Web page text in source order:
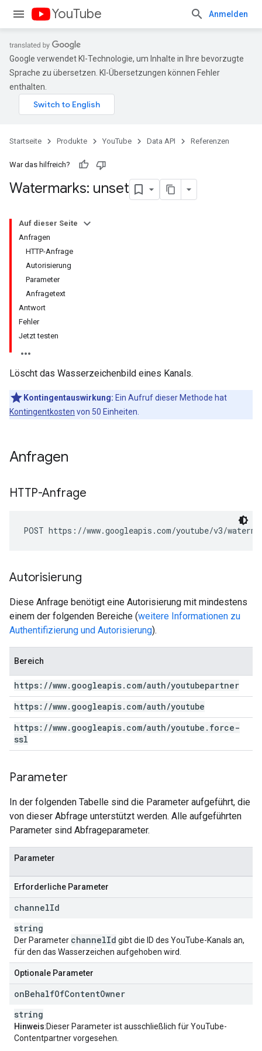
YouTube Anmelden
Google verwendet KI-Technologie, um Inhalte in Ihre bevorzugte
Sprache zu übersetzen. KI-Übersetzungen können Fehler
enthalten.
Startseite Produkte YouTube Data API Referenzen
War das hilfreich?
Watermarks: unset
Auf dieser Seite
Anfragen
HTTP-Anfrage
Autorisierung
Parameter
Anfragetext
Antwort
Fehler
Jetzt testen
Löscht das Wasserzeichenbild eines Kanals.
Kontingentauswirkung: Ein Aufruf dieser Methode hat
Kontingentkosten von 50 Einheiten.
Anfragen
HTTP-Anfrage
POST https://www.googleapis.com/youtube/v3/
Autorisierung
Diese Anfrage benötigt eine Autorisierung mit mindestens
einem der folgenden Bereiche (weitere Informationen zu
Authentifizierung und Autorisierung).
Bereich
https: //www. googleapis. com/auth/youtubepartner
https: //www. googleapis. com/auth/youtube
https: //www. googleapis. com/auth/youtube . force-
ssl
Parameter
In der folgenden Tabelle sind die Parameter aufgeführt, die
von dieser Abfrage unterstützt werden. Alle aufgeführten
Parameter sind Abfrageparameter.
Parameter
Erforderliche Parameter
channelId
string
Der Parameter channelId gibt die ID des YouTube-Kanals an,
für den das Wasserzeichen aufgehoben wird.
Optionale Parameter
onBehalfOfContentOwner
string
Hinweis:Dieser Parameter ist ausschließlich für YouTube-
Contentpartner vorgesehen.